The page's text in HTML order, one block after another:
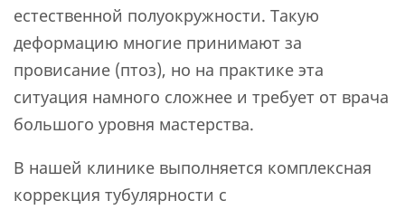
естественной полуокружности. Такую
деформацию многие принимают за
провисание (птоз), но на практике эта
ситуация намного сложнее и требует от врача
большого уровня мастерства.
В нашей клинике выполняется комплексная
коррекция тубулярности с